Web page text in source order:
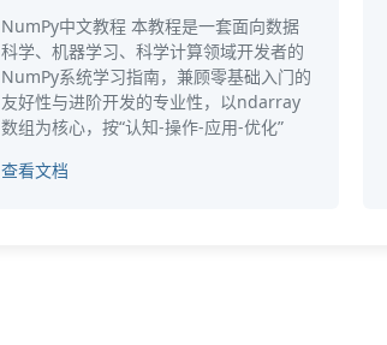
NumPy中文教程 本教程是一套面向数据
科学、机器学习、科学计算领域开发者的
NumPy系统学习指南，兼顾零基础入门的
友好性与进阶开发的专业性，以ndarray
数组为核心，按“认知-操作-应用-优化”
查看文档